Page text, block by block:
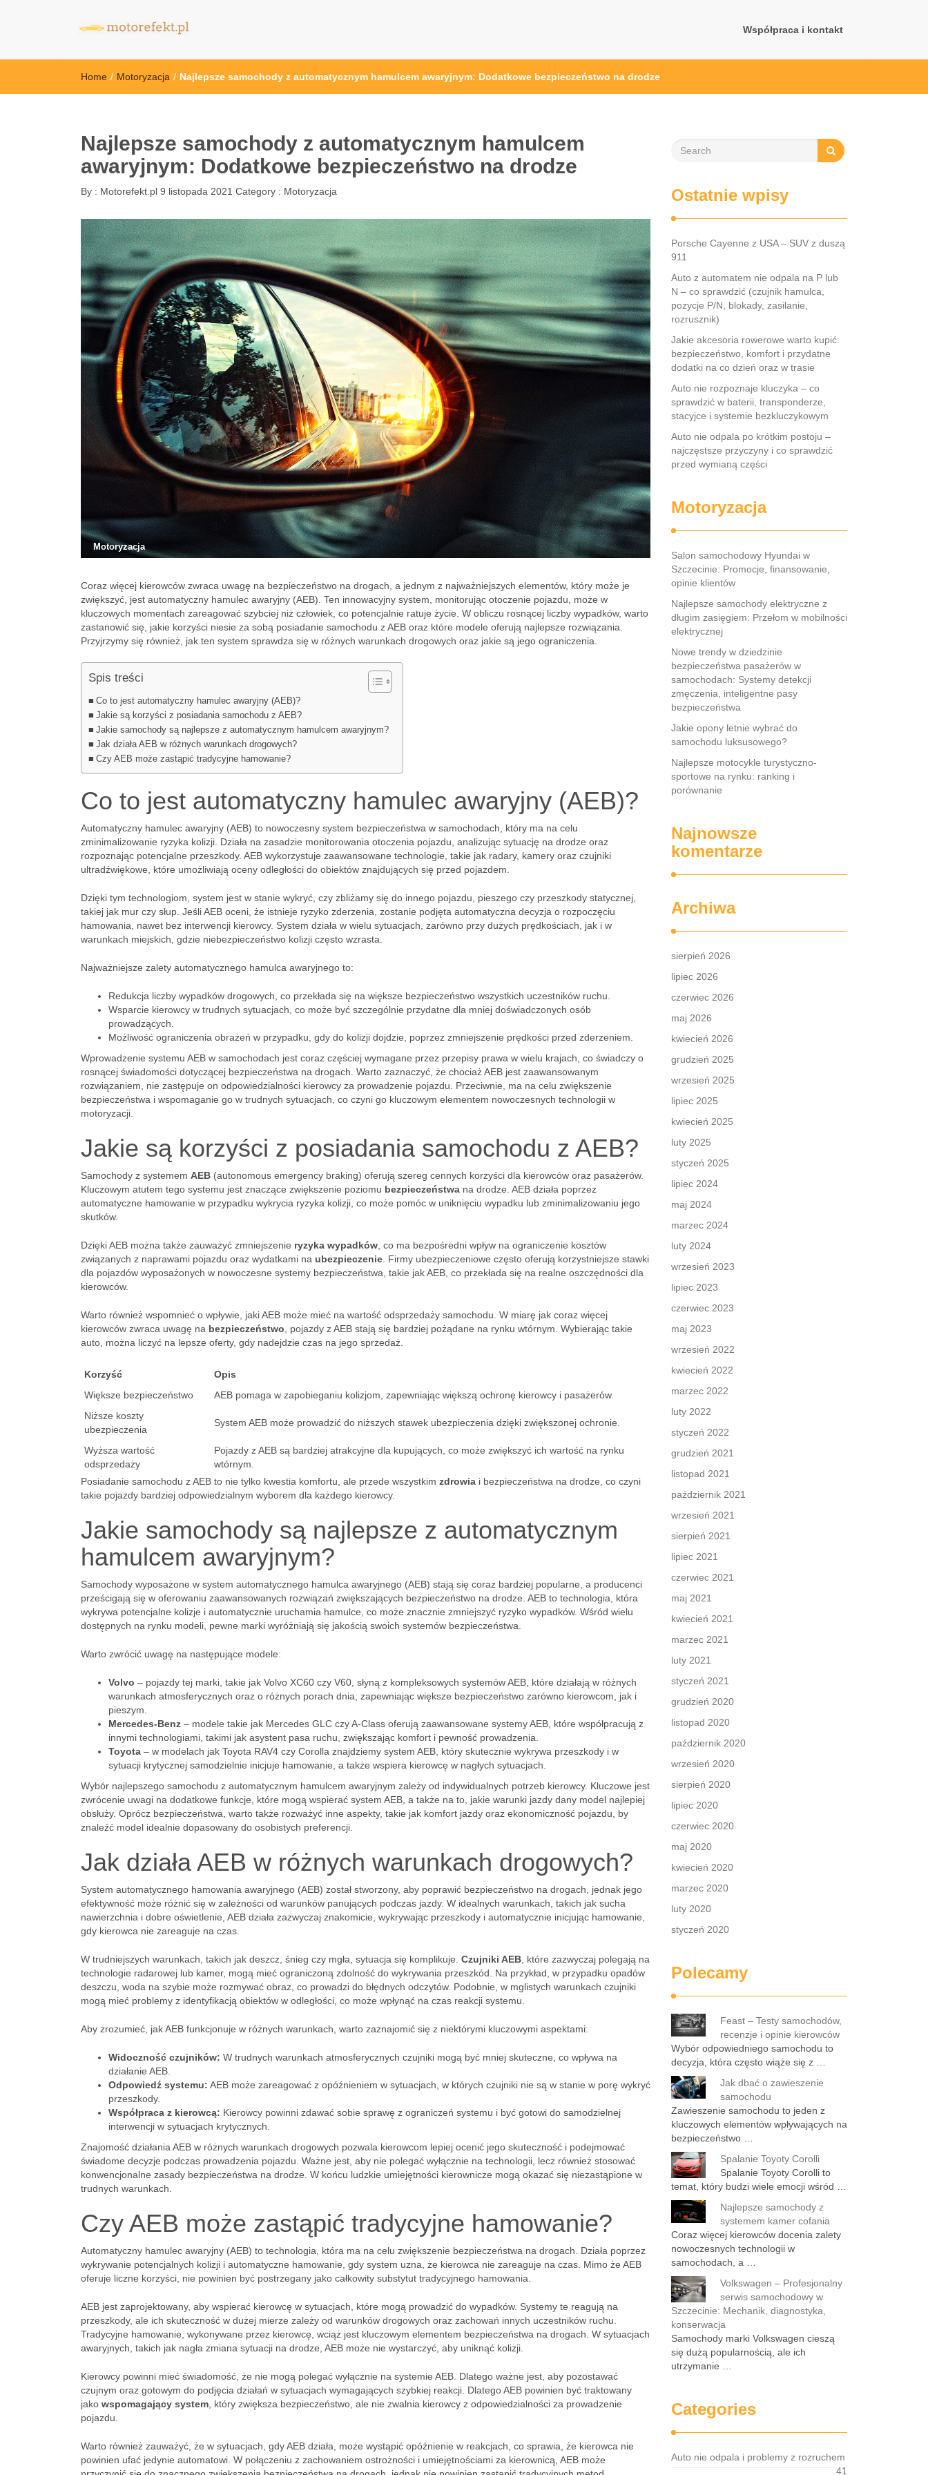
Współpraca i kontakt
Home / Motoryzacja / Najlepsze samochody z automatycznym hamulcem awaryjnym: Dodatkowe bezpieczeństwo na drodze
Najlepsze samochody z automatycznym hamulcem
awaryjnym: Dodatkowe bezpieczeństwo na drodze
By : Motorefekt.pl 9 listopada 2021 Category : Motoryzacja
Motoryzacja
Coraz więcej kierowców zwraca uwagę na bezpieczeństwo na drogach, a jednym z najważniejszych elementów, który może je
zwiększyć, jest automatyczny hamulec awaryjny (AEB). Ten innowacyjny system, monitorując otoczenie pojazdu, może w
kluczowych momentach zareagować szybciej niż człowiek, co potencjalnie ratuje życie. W obliczu rosnącej liczby wypadków, warto
zastanowić się, jakie korzyści niesie za sobą posiadanie samochodu z AEB oraz które modele oferują najlepsze rozwiązania.
Przyjrzymy się również, jak ten system sprawdza się w różnych warunkach drogowych oraz jakie są jego ograniczenia.
Spis treści
Co to jest automatyczny hamulec awaryjny (AEB)?
Jakie są korzyści z posiadania samochodu z AEB?
Jakie samochody są najlepsze z automatycznym hamulcem awaryjnym?
Jak działa AEB w różnych warunkach drogowych?
Czy AEB może zastąpić tradycyjne hamowanie?
Co to jest automatyczny hamulec awaryjny (AEB)?
Automatyczny hamulec awaryjny (AEB) to nowoczesny system bezpieczeństwa w samochodach, który ma na celu
zminimalizowanie ryzyka kolizji. Działa na zasadzie monitorowania otoczenia pojazdu, analizując sytuację na drodze oraz
rozpoznając potencjalne przeszkody. AEB wykorzystuje zaawansowane technologie, takie jak radary, kamery oraz czujniki
ultradźwiękowe, które umożliwiają oceny odległości do obiektów znajdujących się przed pojazdem.
Dzięki tym technologiom, system jest w stanie wykryć, czy zbliżamy się do innego pojazdu, pieszego czy przeszkody statycznej,
takiej jak mur czy słup. Jeśli AEB oceni, że istnieje ryzyko zderzenia, zostanie podjęta automatyczna decyzja o rozpoczęciu
hamowania, nawet bez interwencji kierowcy. System działa w wielu sytuacjach, zarówno przy dużych prędkościach, jak i w
warunkach miejskich, gdzie niebezpieczeństwo kolizji często wzrasta.
Najważniejsze zalety automatycznego hamulca awaryjnego to:
Redukcja liczby wypadków drogowych, co przekłada się na większe bezpieczeństwo wszystkich uczestników ruchu.
Wsparcie kierowcy w trudnych sytuacjach, co może być szczególnie przydatne dla mniej doświadczonych osób
prowadzących.
Możliwość ograniczenia obrażeń w przypadku, gdy do kolizji dojdzie, poprzez zmniejszenie prędkości przed zderzeniem.
Wprowadzenie systemu AEB w samochodach jest coraz częściej wymagane przez przepisy prawa w wielu krajach, co świadczy o
rosnącej świadomości dotyczącej bezpieczeństwa na drogach. Warto zaznaczyć, że chociaż AEB jest zaawansowanym
rozwiązaniem, nie zastępuje on odpowiedzialności kierowcy za prowadzenie pojazdu. Przeciwnie, ma na celu zwiększenie
bezpieczeństwa i wspomaganie go w trudnych sytuacjach, co czyni go kluczowym elementem nowoczesnych technologii w
motoryzacji.
Jakie są korzyści z posiadania samochodu z AEB?
Samochody z systemem AEB (autonomous emergency braking) oferują szereg cennych korzyści dla kierowców oraz pasażerów.
Kluczowym atutem tego systemu jest znaczące zwiększenie poziomu bezpieczeństwa na drodze. AEB działa poprzez
automatyczne hamowanie w przypadku wykrycia ryzyka kolizji, co może pomóc w uniknięciu wypadku lub zminimalizowaniu jego
skutków.
Dzięki AEB można także zauważyć zmniejszenie ryzyka wypadków , co ma bezpośredni wpływ na ograniczenie kosztów
związanych z naprawami pojazdu oraz wydatkami na ubezpieczenie . Firmy ubezpieczeniowe często oferują korzystniejsze stawki
dla pojazdów wyposażonych w nowoczesne systemy bezpieczeństwa, takie jak AEB, co przekłada się na realne oszczędności dla
kierowców.
Warto również wspomnieć o wpływie, jaki AEB może mieć na wartość odsprzedaży samochodu. W miarę jak coraz więcej
kierowców zwraca uwagę na bezpieczeństwo , pojazdy z AEB stają się bardziej pożądane na rynku wtórnym. Wybierając takie
auto, można liczyć na lepsze oferty, gdy nadejdzie czas na jego sprzedaż.
Korzyść
Opis
Większe bezpieczeństwo
AEB pomaga w zapobieganiu kolizjom, zapewniając większą ochronę kierowcy i pasażerów.
Niższe koszty
ubezpieczenia
System AEB może prowadzić do niższych stawek ubezpieczenia dzięki zwiększonej ochronie.
Wyższa wartość
odsprzedaży
Pojazdy z AEB są bardziej atrakcyjne dla kupujących, co może zwiększyć ich wartość na rynku
wtórnym.
Posiadanie samochodu z AEB to nie tylko kwestia komfortu, ale przede wszystkim zdrowia i bezpieczeństwa na drodze, co czyni
takie pojazdy bardziej odpowiedzialnym wyborem dla każdego kierowcy.
Jakie samochody są najlepsze z automatycznym
hamulcem awaryjnym?
Samochody wyposażone w system automatycznego hamulca awaryjnego (AEB) stają się coraz bardziej popularne, a producenci
prześcigają się w oferowaniu zaawansowanych rozwiązań zwiększających bezpieczeństwo na drodze. AEB to technologia, która
wykrywa potencjalne kolizje i automatycznie uruchamia hamulce, co może znacznie zmniejszyć ryzyko wypadków. Wśród wielu
dostępnych na rynku modeli, pewne marki wyróżniają się jakością swoich systemów bezpieczeństwa.
Warto zwrócić uwagę na następujące modele:
Volvo – pojazdy tej marki, takie jak Volvo XC60 czy V60, słyną z kompleksowych systemów AEB, które działają w różnych
warunkach atmosferycznych oraz o różnych porach dnia, zapewniając większe bezpieczeństwo zarówno kierowcom, jak i
pieszym.
Mercedes-Benz – modele takie jak Mercedes GLC czy A-Class oferują zaawansowane systemy AEB, które współpracują z
innymi technologiami, takimi jak asystent pasa ruchu, zwiększając komfort i pewność prowadzenia.
Toyota – w modelach jak Toyota RAV4 czy Corolla znajdziemy system AEB, który skutecznie wykrywa przeszkody i w
sytuacji krytycznej samodzielnie inicjuje hamowanie, a także wspiera kierowcę w nagłych sytuacjach.
Wybór najlepszego samochodu z automatycznym hamulcem awaryjnym zależy od indywidualnych potrzeb kierowcy. Kluczowe jest
zwrócenie uwagi na dodatkowe funkcje, które mogą wspierać system AEB, a także na to, jakie warunki jazdy dany model najlepiej
obsłuży. Oprócz bezpieczeństwa, warto także rozważyć inne aspekty, takie jak komfort jazdy oraz ekonomiczność pojazdu, by
znaleźć model idealnie dopasowany do osobistych preferencji.
Jak działa AEB w różnych warunkach drogowych?
System automatycznego hamowania awaryjnego (AEB) został stworzony, aby poprawić bezpieczeństwo na drogach, jednak jego
efektywność może różnić się w zależności od warunków panujących podczas jazdy. W idealnych warunkach, takich jak sucha
nawierzchnia i dobre oświetlenie, AEB działa zazwyczaj znakomicie, wykrywając przeszkody i automatycznie inicjując hamowanie,
gdy kierowca nie zareaguje na czas.
W trudniejszych warunkach, takich jak deszcz, śnieg czy mgła, sytuacja się komplikuje. Czujniki AEB , które zazwyczaj polegają na
technologie radarowej lub kamer, mogą mieć ograniczoną zdolność do wykrywania przeszkód. Na przykład, w przypadku opadów
deszczu, woda na szybie może rozmywać obraz, co prowadzi do błędnych odczytów. Podobnie, w mglistych warunkach czujniki
mogą mieć problemy z identyfikacją obiektów w odległości, co może wpłynąć na czas reakcji systemu.
Aby zrozumieć, jak AEB funkcjonuje w różnych warunkach, warto zaznajomić się z niektórymi kluczowymi aspektami:
Widoczność czujników: W trudnych warunkach atmosferycznych czujniki mogą być mniej skuteczne, co wpływa na
działanie AEB.
Odpowiedź systemu: AEB może zareagować z opóźnieniem w sytuacjach, w których czujniki nie są w stanie w porę wykryć
przeszkody.
Współpraca z kierowcą: Kierowcy powinni zdawać sobie sprawę z ograniczeń systemu i być gotowi do samodzielnej
interwencji w sytuacjach krytycznych.
Znajomość działania AEB w różnych warunkach drogowych pozwala kierowcom lepiej ocenić jego skuteczność i podejmować
świadome decyzje podczas prowadzenia pojazdu. Ważne jest, aby nie polegać wyłącznie na technologii, lecz również stosować
konwencjonalne zasady bezpieczeństwa na drodze. W końcu ludzkie umiejętności kierownicze mogą okazać się niezastąpione w
trudnych warunkach.
Czy AEB może zastąpić tradycyjne hamowanie?
Automatyczny hamulec awaryjny (AEB) to technologia, która ma na celu zwiększenie bezpieczeństwa na drogach. Działa poprzez
wykrywanie potencjalnych kolizji i automatyczne hamowanie, gdy system uzna, że kierowca nie zareaguje na czas. Mimo że AEB
oferuje liczne korzyści, nie powinien być postrzegany jako całkowity substytut tradycyjnego hamowania.
AEB jest zaprojektowany, aby wspierać kierowcę w sytuacjach, które mogą prowadzić do wypadków. Systemy te reagują na
przeszkody, ale ich skuteczność w dużej mierze zależy od warunków drogowych oraz zachowań innych uczestników ruchu.
Tradycyjne hamowanie, wykonywane przez kierowcę, wciąż jest kluczowym elementem bezpieczeństwa na drogach. W sytuacjach
awaryjnych, takich jak nagła zmiana sytuacji na drodze, AEB może nie wystarczyć, aby uniknąć kolizji.
Kierowcy powinni mieć świadomość, że nie mogą polegać wyłącznie na systemie AEB. Dlatego ważne jest, aby pozostawać
czujnym oraz gotowym do podjęcia działań w sytuacjach wymagających szybkiej reakcji. Dlatego AEB powinien być traktowany
jako wspomagający system , który zwiększa bezpieczeństwo, ale nie zwalnia kierowcy z odpowiedzialności za prowadzenie
pojazdu.
Warto również zauważyć, że w sytuacjach, gdy AEB działa, może wystąpić opóźnienie w reakcjach, co sprawia, że kierowca nie
powinien ufać jedynie automatowi. W połączeniu z zachowaniem ostrożności i umiejętnościami za kierownicą, AEB może
Ostatnie wpisy
Porsche Cayenne z USA – SUV z duszą
911
Auto z automatem nie odpala na P lub
N – co sprawdzić (czujnik hamulca,
pozycje P/N, blokady, zasilanie,
rozrusznik)
Jakie akcesoria rowerowe warto kupić:
bezpieczeństwo, komfort i przydatne
dodatki na co dzień oraz w trasie
Auto nie rozpoznaje kluczyka – co
sprawdzić w baterii, transponderze,
stacyjce i systemie bezkluczykowym
Auto nie odpala po krótkim postoju –
najczęstsze przyczyny i co sprawdzić
przed wymianą części
Motoryzacja
Salon samochodowy Hyundai w
Szczecinie: Promocje, finansowanie,
opinie klientów
Najlepsze samochody elektryczne z
długim zasięgiem: Przełom w mobilności
elektrycznej
Nowe trendy w dziedzinie
bezpieczeństwa pasażerów w
samochodach: Systemy detekcji
zmęczenia, inteligentne pasy
bezpieczeństwa
Jakie opony letnie wybrać do
samochodu luksusowego?
Najlepsze motocykle turystyczno-
sportowe na rynku: ranking i
porównanie
Najnowsze
komentarze
Archiwa
sierpień 2026
lipiec 2026
czerwiec 2026
maj 2026
kwiecień 2026
grudzień 2025
wrzesień 2025
lipiec 2025
kwiecień 2025
luty 2025
styczeń 2025
lipiec 2024
maj 2024
marzec 2024
luty 2024
wrzesień 2023
lipiec 2023
czerwiec 2023
maj 2023
wrzesień 2022
kwiecień 2022
marzec 2022
luty 2022
styczeń 2022
grudzień 2021
listopad 2021
październik 2021
wrzesień 2021
sierpień 2021
lipiec 2021
czerwiec 2021
maj 2021
kwiecień 2021
marzec 2021
luty 2021
styczeń 2021
grudzień 2020
listopad 2020
październik 2020
wrzesień 2020
sierpień 2020
lipiec 2020
czerwiec 2020
maj 2020
kwiecień 2020
marzec 2020
luty 2020
styczeń 2020
Polecamy
Feast – Testy samochodów,
recenzje i opinie kierowców
Wybór odpowiedniego samochodu to
decyzja, która często wiąże się z …
Jak dbać o zawieszenie
samochodu
Zawieszenie samochodu to jeden z
kluczowych elementów wpływających na
bezpieczeństwo …
Spalanie Toyoty Corolli
Spalanie Toyoty Corolli to
temat, który budzi wiele emocji wśród …
Najlepsze samochody z
systemem kamer cofania
Coraz więcej kierowców docenia zalety
nowoczesnych technologii w
samochodach, a …
Volkswagen – Profesjonalny
serwis samochodowy w
Szczecinie: Mechanik, diagnostyka,
konserwacja
Samochody marki Volkswagen cieszą
się dużą popularnością, ale ich
utrzymanie …
Categories
Auto nie odpala i problemy z rozruchem
41